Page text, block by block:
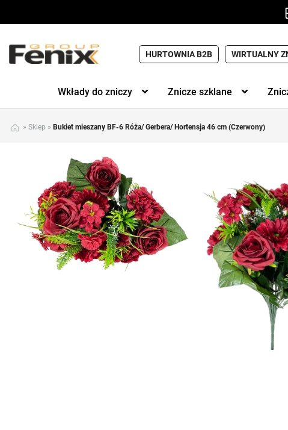
HURTOWNIA B2B WIRTUALNY
Wkłady do zniczy Znicze szklane
» Sklep » Bukiet mieszany BF-6 Róża/ Gerbera/ Hortensja 46 cm (Czerwony)